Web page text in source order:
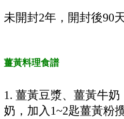
未開封2年，開封後90天
薑黃料理食譜
1. 薑黃豆漿、薑黃牛
奶，加入1~2匙薑黃粉